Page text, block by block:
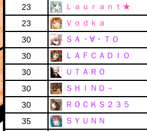
23
Ｌａｕｒａｎｔ★
23
Ｖｏｄｋａ
30
ＳＡ・∀・ＴＯ
30
ＬＡＦＣＡＤＩＯ
30
ＵＴＡＲＯ
30
ＳＨＩＮＤ－
30
ＲＯＣＫＳ２３５
35
ＳＹＵＮＮ